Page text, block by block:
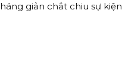
giản chắt chiu sự kiện